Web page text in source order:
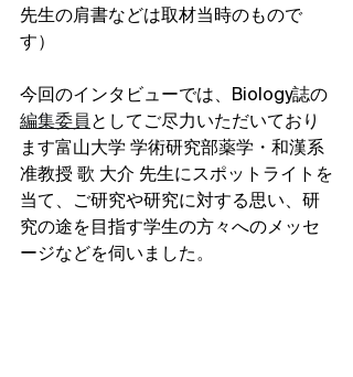
先生の肩書などは取材当時のもので
す）
今回のインタビューでは、Biology誌の
編集委員 としてご尽力いただいており
ます富山大学 学術研究部薬学・和漢系
准教授 歌 大介 先生にスポットライトを
当て、ご研究や研究に対する思い、研
究の途を目指す学生の方々へのメッセ
ージなどを伺いました。